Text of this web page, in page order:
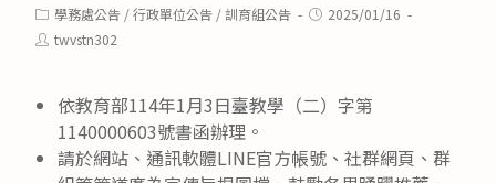
Post
category:
學務處公告 /行政單位公告 /訓育組公告
Post2025/01/16
Posttwvstn302
依教育部114年1月3日臺教學（二）字第
1140000603號書函辦理。
請於網站、通訊軟體LINE官方帳號、社群網頁、群